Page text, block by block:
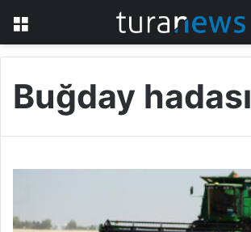
Buğday hadası